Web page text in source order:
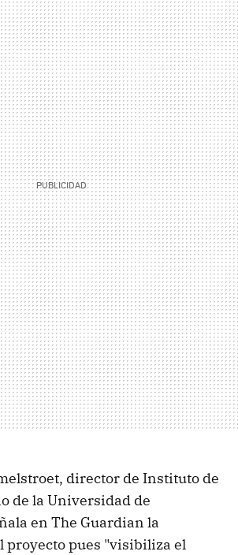
director de Instituto de
de la Universidad de
en The Guardian la
proyecto pues "visibiliza el